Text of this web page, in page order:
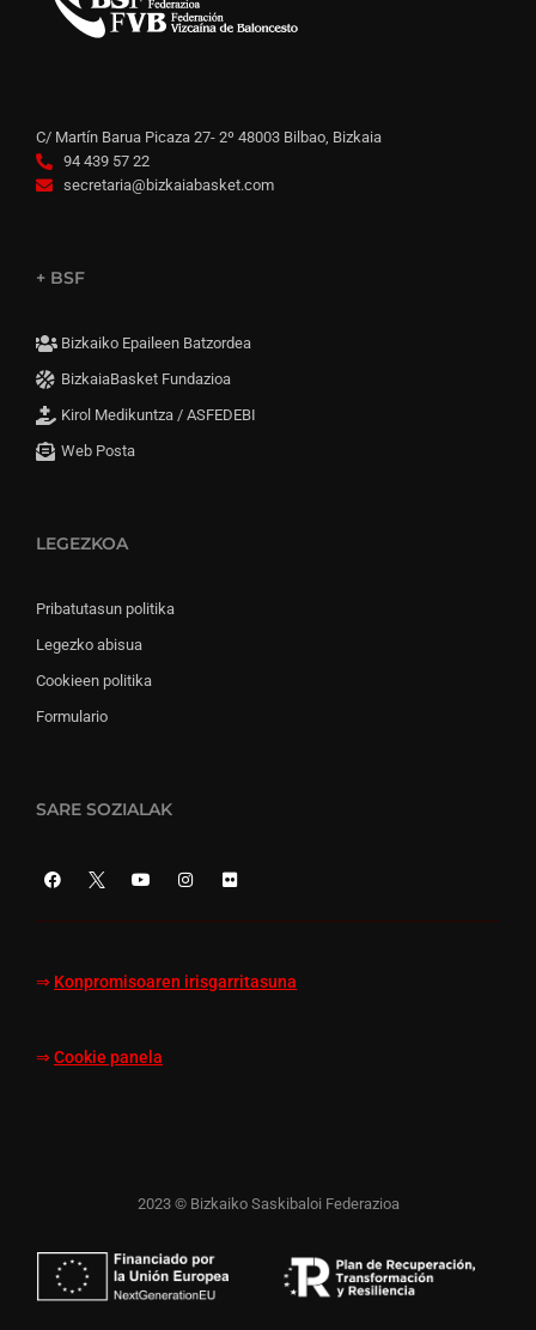
C/ Martín Barua Picaza 27- 2º 48003 Bilbao, Bizkaia
94 439 57 22
secretaria@bizkaiabasket.com
+ BSF
Bizkaiko Epaileen Batzordea
BizkaiaBasket Fundazioa
Kirol Medikuntza / ASFEDEBI
Web Posta
LEGEZKOA
Pribatutasun politika
Legezko abisua
Cookieen politika
Formulario
SARE SOZIALAK
⇒ Konpromisoaren irisgarritasuna
⇒ Cookie panela
2023 © Bizkaiko Saskibaloi Federazioa